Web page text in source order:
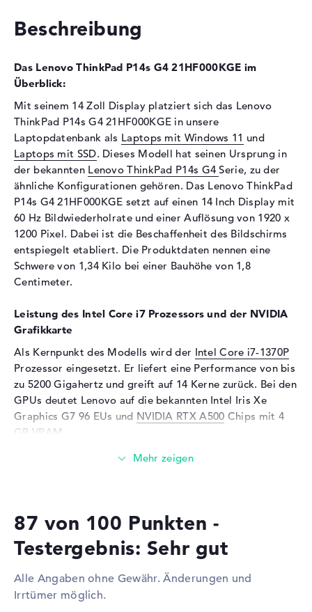
Schnittstelle
Laufwerks-Typ
Display
Display-Typ
14" TFT
Max. Auflösung
1920 x 1200
Auflösungstyp
WUXGA
Bildwiederholrate
60 Hz
Besonderheiten
Display, entspiegelt, LED-
Hintergrundbeleuchtung, IPS
Panel, farbkalibriert
Audio
Soundkarte
Webcam
Sensorauflösung
5 MP
Eingabegeräte
Eingabegeräte
Multi-Touch-Trackpad,
Tastatur
Tastatur
WLAN
802.11a, 802.11ac, 802.11ax,
802.11b, 802.11g, 802.11n
Erweiterung / Konnektivität
Beschreibung
Das Lenovo ThinkPad P14s G4 21HF000KGE im
Überblick:
Mit seinem 14 Zoll Display platziert sich das Lenovo
ThinkPad P14s G4 21HF000KGE in unsere
Laptopdatenbank als Laptops mit Windows 11 und
Laptops mit SSD. Dieses Modell hat seinen Ursprung in
der bekannten Lenovo ThinkPad P14s G4Serie, zu der
ähnliche Konfigurationen gehören. Das Lenovo ThinkPad
P14s G4 21HF000KGE setzt auf einen 14 Inch Display mit
60 Hz Bildwiederholrate und einer Auflösung von 1920 x
1200 Pixel. Dabei ist die Beschaffenheit des Bildschirms
entspiegelt etabliert. Die Produktdaten nennen eine
Schwere von 1,34 Kilo bei einer Bauhöhe von 1,8
Centimeter.
Leistung des Intel Core i7 Prozessors und der NVIDIA
Grafikkarte
Als Kernpunkt des Modells wird der Intel Core i7-1370P
Prozessor eingesetzt. Er liefert eine Performance von bis
zu 5200 Gigahertz und greift auf 14 Kerne zurück. Bei den
GPUs deutet Lenovo auf die bekannten Intel Iris Xe
Graphics G7 96 EUs und NVIDIA RTX A500 Chips mit 4
GB VRAM.
Wieviel Speicher hat das Lenovo ThinkPad P14s G4
zur Verfügung. Dabei wird klassischer LPDDR5X (7500
kann dies bis maximal 64 GB erledigen. Die Speicherkraft
hier eine klassische Festplatte eingesetzt.
87 von 100 Punkten -
Testergebnis: Sehr gut
Alle Angaben ohne Gewähr. Änderungen und
Irrtümer möglich.